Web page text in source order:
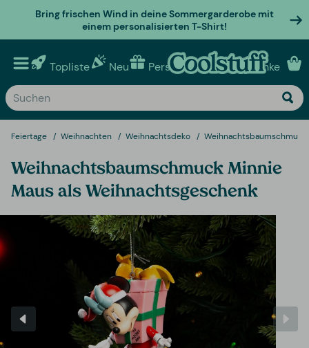
Bring frischen Wind in deine Sommergarderobe mit
einem personalisierten T-Shirt!
Topliste Neu Personalisierte geschenke
Feiertage Weihnachten Weihnachtsdeko Weihnachtsbaumschmuck
Weihnachtsbaumschmuck Minnie
Maus als Weihnachtsgeschenk